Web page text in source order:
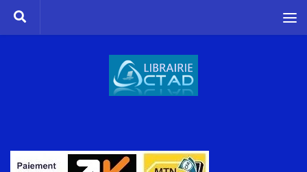
Skip to content